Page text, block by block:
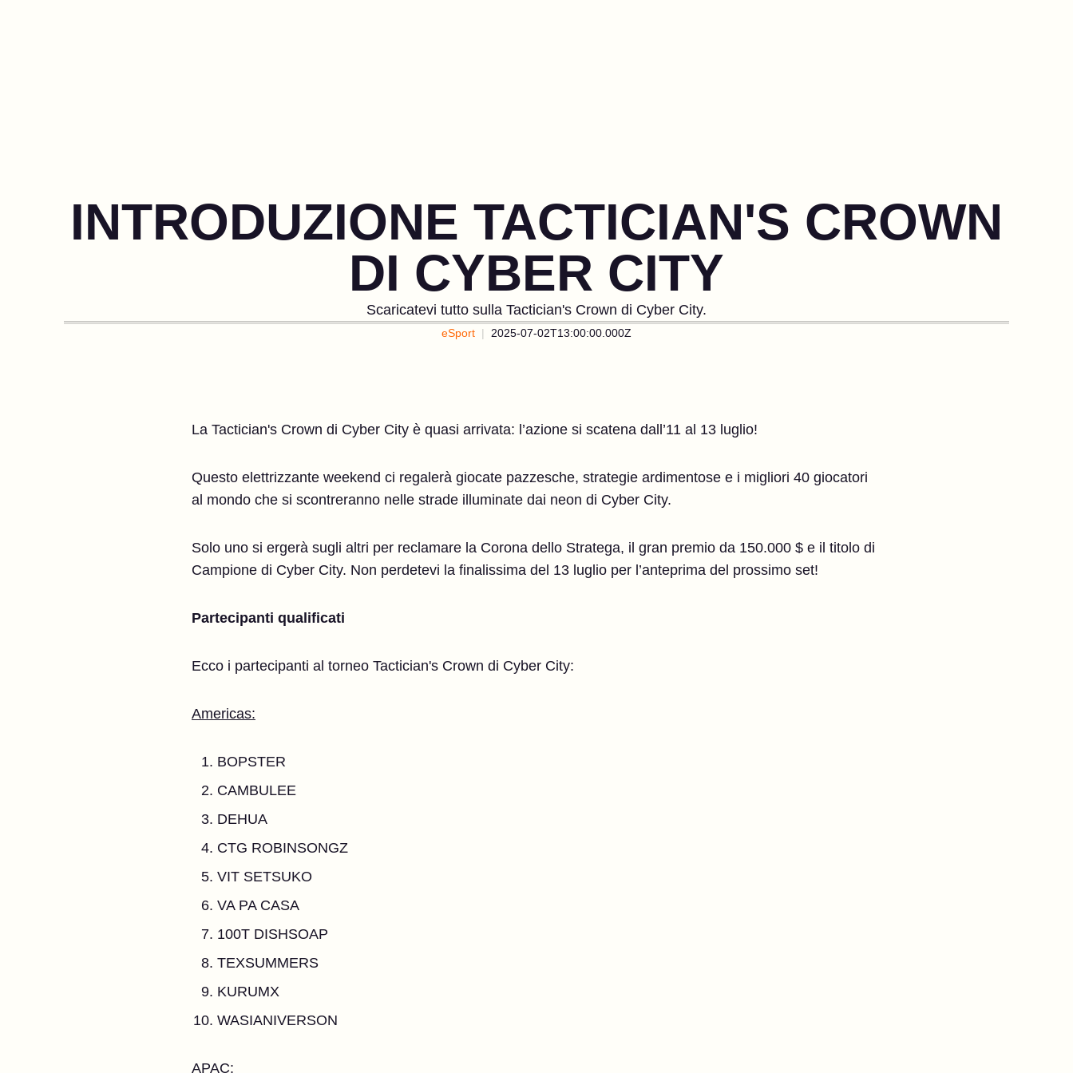
INTRODUZIONE TACTICIAN'S CROWN
DI CYBER CITY
Scaricatevi tutto sulla Tactician's Crown di Cyber City.
eSport 2025-07-02T13:00:00.000Z
La Tactician's Crown di Cyber City è quasi arrivata: l’azione si scatena dall’11 al 13 luglio!
Questo elettrizzante weekend ci regalerà giocate pazzesche, strategie ardimentose e i migliori 40 giocatori
al mondo che si scontreranno nelle strade illuminate dai neon di Cyber City.
Solo uno si ergerà sugli altri per reclamare la Corona dello Stratega, il gran premio da 150.000 $ e il titolo di
Campione di Cyber City. Non perdetevi la finalissima del 13 luglio per l’anteprima del prossimo set!
Partecipanti qualificati
Ecco i partecipanti al torneo Tactician's Crown di Cyber City:
Americas:
BOPSTER
CAMBULEE
DEHUA
CTG ROBINSONGZ
VIT SETSUKO
VA PA CASA
100T DISHSOAP
TEXSUMMERS
KURUMX
WASIANIVERSON
APAC: